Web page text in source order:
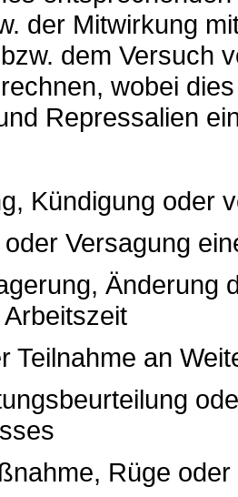
der Mitwirkung
dem Versuch
wobei
Repressalien
Kündigung oder
Versagung
Änderung
Teilnahme an
Rüge